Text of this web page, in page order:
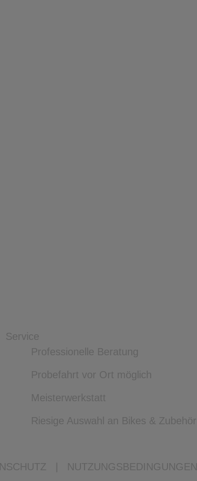
Service
Professionelle Beratung
Probefahrt vor Ort möglich
Meisterwerkstatt
Riesige Auswahl an Bikes & Zubehör
NUTZUNGSBEDINGUNGEN